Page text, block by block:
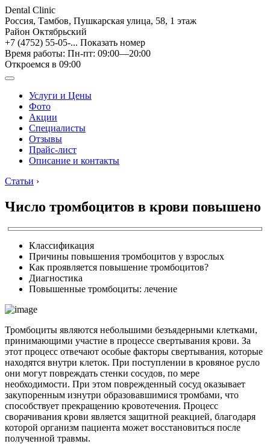
Dental Clinic
Россия, Тамбов, Пушкарская улица, 58, 1 этаж
Район Октябрьский
+7 (4752) 55-05-... Показать номер
Время работы: Пн-пт: 09:00—20:00
Откроемся в 09:00
Услуги и Цены
Фото
Акции
Специалисты
Отзывы
Прайс-лист
Описание и контакты
Статьи ›
Число тромбоцитов в крови повышено
Классификация
Причины повышения тромбоцитов у взрослых
Как проявляется повышение тромбоцитов?
Диагностика
Повышенные тромбоциты: лечение
Тромбоциты являются небольшими безъядерными клетками,
принимающими участие в процессе свертывания крови. За
этот процесс отвечают особые факторы свертывания, которые
находятся внутри клеток. При поступлении в кровяное русло
они могут повреждать стенки сосудов, по мере
необходимости. При этом поврежденный сосуд оказывает
закупоренным изнутри образовавшимися тромбами, что
способствует прекращению кровотечения. Процесс
сворачивания крови является защитной реакцией, благодаря
которой организм пациента может восстановиться после
полученной травмы.